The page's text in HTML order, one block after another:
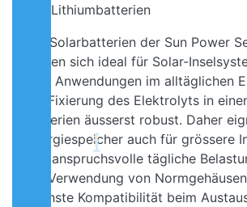
Lithiumbatterien
Die Solarbatterien der Sun Power
eignen sich ideal für Solar-
Grid Anwendungen im alltäglichen
die Fixierung des Elektrolyts in
Batterien äusserst robust. Daher
Energiespeicher auch für grössere
und anspruchsvolle tägliche
die Verwendung von
höchste Kompatibilität beim